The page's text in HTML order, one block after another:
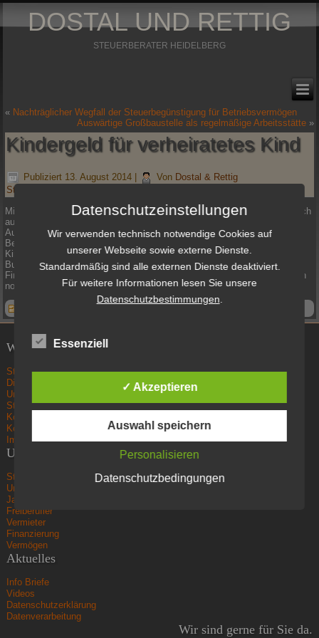
DOSTAL UND RETTIG
STEUERBERATER HEIDELBERG
« Nachträglicher Wegfall der Steuerbegünstigung für Betriebsvermögen
Auswärtige Großbaustelle als regelmäßige Arbeitsstätte»
Kindergeld für verheiratetes Kind
Publiziert 13. August 2014 Von Dostal & Rettig
Steuerberatungsgesellschaft mbH
Mit Wegfall der Einkommens- und Bezügegrenze ab 2012 ist ein Anspruch
auf Ehegattenunterhalt eines verheirateten, nicht behinderten, in
Ausbildung befindlichen Kindes für das Kindergeld nicht mehr von
Bedeutung. Die Eltern haben deshalb grundsätzlich einen
Kindergeldanspruch. Mit dieser Entscheidung bestätigt der
Bundesfinanzhof seine bereits mehrfach geäußerte Auffassung. Die
Finanzverwaltung wendet zwischenzeitlich diese Rechtsprechung in allen
noch nicht bestandskräftigen Fällen an.
Wir über uns
Startseite
Die Kanzlei
Unser Leitbild
Standort
Kontakt
Kooperation
Impressum
Unser Angebot
Steuerberatung
Unternehmen
Jahresabschluss
Freiberufler
Vermieter
Finanzierung
Vermögen
Aktuelles
Info Briefe
Videos
Datenschutzerklärung
Datenverarbeitung
Wir sind gerne für Sie da.
Datenschutzeinstellungen
Wir verwenden technisch notwendige Cookies auf
unserer Webseite sowie externe Dienste.
Standardmäßig sind alle externen Dienste deaktiviert.
Für weitere Informationen lesen Sie unsere
Datenschutzbestimmungen
Essenziell
✓ Akzeptieren
Auswahl speichern
Personalisieren
Datenschutzbedingungen